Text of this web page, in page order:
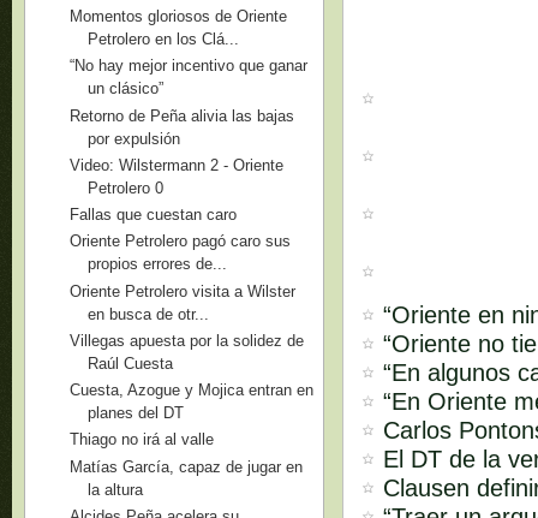
“Oriente en
“Oriente no
“En algunos
“En Oriente
Carlos
El DT de la
Clausen
Momentos gloriosos de Oriente
Petrolero en los Clá...
“No hay mejor incentivo que ganar
un clásico”
Retorno de Peña alivia las bajas
por expulsión
Video: Wilstermann 2 - Oriente
Petrolero 0
Fallas que cuestan caro
Oriente Petrolero pagó caro sus
propios errores de...
Oriente Petrolero visita a Wilster
en busca de otr...
Villegas apuesta por la solidez de
Raúl Cuesta
Cuesta, Azogue y Mojica entran en
planes del DT
Thiago no irá al valle
Matías García, capaz de jugar en
la altura